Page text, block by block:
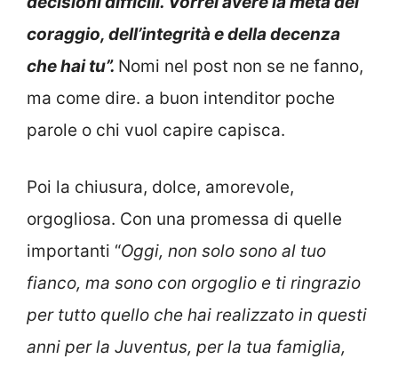
coraggio, dell’integrità e della decenza
che hai tu”. Nomi nel post non se ne fanno,
ma come dire. a buon intenditor poche
parole o chi vuol capire capisca.
Poi la chiusura, dolce, amorevole,
orgogliosa. Con una promessa di quelle
importanti “Oggi, non solo sono al tuo
fianco, ma sono con orgoglio e ti ringrazio
per tutto quello che hai realizzato in questi
anni per la Juventus, per la tua famiglia,